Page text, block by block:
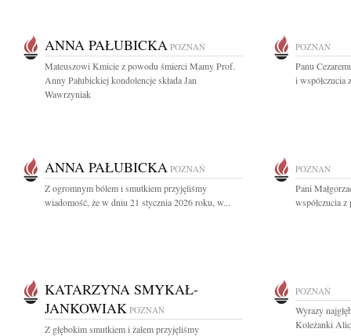
ANNA PAŁUBICKA POZNAŃ
Mateuszowi Kmicie z powodu śmierci Mamy Prof.
Anny Pałubickiej kondolencje składa Jan
Wawrzyniak
POZNAŃ
Panu
i współczucia
ANNA PAŁUBICKA POZNAŃ
Z ogromnym bólem i smutkiem przyjęliśmy
wiadomość, że w dniu 21 stycznia 2026 roku, w...
POZNAŃ
Pani
współczucia
KATARZYNA SMYKAŁ-
JANKOWIAK POZNAŃ
Z głębokim smutkiem i żalem przyjęliśmy
POZNAŃ
Wyrazy
Koleżanki